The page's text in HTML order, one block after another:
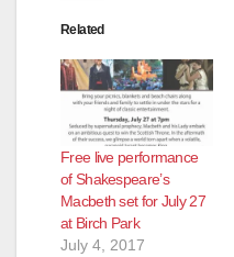
Related
Free live performance
of Shakespeare’s
Macbeth set for July 27
at Birch Park
July 4, 2017